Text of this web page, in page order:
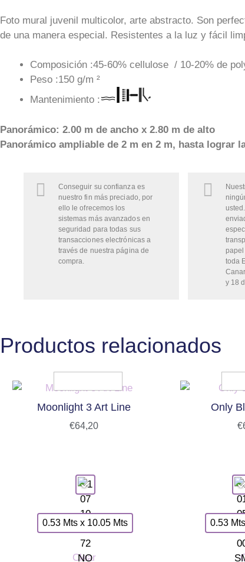
Foto mural juvenil multicolor, arte abstracto. Son
de una manera especial. Resistentes a la luz y fácil
Composición :45-60% cellulose / 10-20% de
Peso :150 g/m ²
Mantenimiento :
Panorámico: 2.00 m de ancho x 2.80 m de alto
Panorámico ampliable de 2 m en 2 m, hasta lograr
Conseguir su confianza es
nuestro fin más preciado, por
ello le ofrecemos los
sistemas más avanzados en
seguridad para todas sus
transacciones electrónicas a
través de nuestra página de
compra.
toda
y 18
Productos relacionados
Moonlight 3 Art Line
€64,20
0.53 Mts x 10.05 Mts
Clear
Only
€
0.53